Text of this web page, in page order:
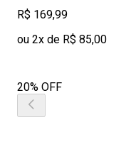
R$ 169,99
ou 2x de R$ 85,00
20% OFF